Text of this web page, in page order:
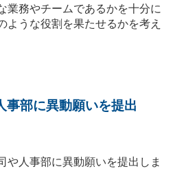
業務やチームであるかを十分に
ような役割を果たせるかを考え
事部に異動願いを提出
や人事部に異動願いを提出しま